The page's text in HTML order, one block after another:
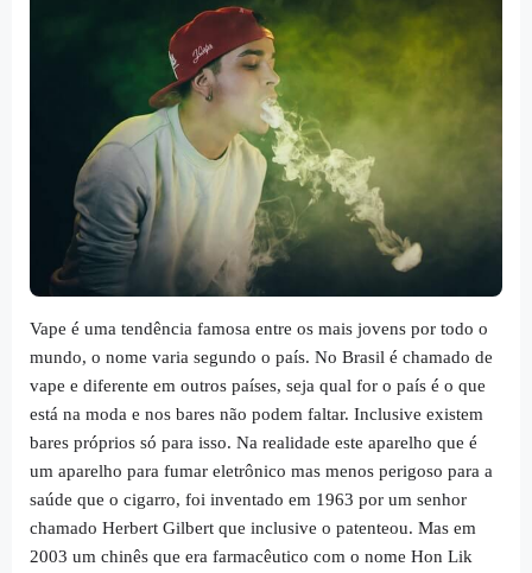
Vape é uma tendência famosa entre os mais jovens por todo o
mundo, o nome varia segundo o país. No Brasil é chamado de
vape e diferente em outros países, seja qual for o país é o que
está na moda e nos bares não podem faltar. Inclusive existem
bares próprios só para isso. Na realidade este aparelho que é
um aparelho para fumar eletrônico mas menos perigoso para a
saúde que o cigarro, foi inventado em 1963 por um senhor
chamado Herbert Gilbert que inclusive o patenteou. Mas em
2003 um chinês que era farmacêutico com o nome Hon Lik